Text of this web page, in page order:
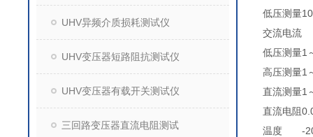
UHV异频介质损耗测试仪
UHV变压器短路阻抗测试仪
UHV变压器有载开关测试仪
三回路变压器直流电阻测试
低压测量
交流电流
低压测量1
高压测量1
直流测量1
直流电阻
温度
-